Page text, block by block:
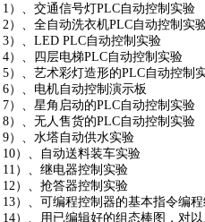
1）、交通信号灯PLC自动控制实验
2）、全自动洗衣机PLC自动控制实
3）、LED PLC自动控制实验
4）、四层电梯PLC自动控制实验
5）、艺术彩灯造形的PLC自动控制
6）、电机自动控制演示板
7）、星角启动的PLC自动控制实验
8）、无人售货的PLC自动控制实验
9）、水塔自动供水实验
10）、自动送料装车实验
11）、继电器控制实验
12）、抢答器控制实验
13）、可编程控制器的基本指令编程
14）、用已编辑好的组态棒图，对